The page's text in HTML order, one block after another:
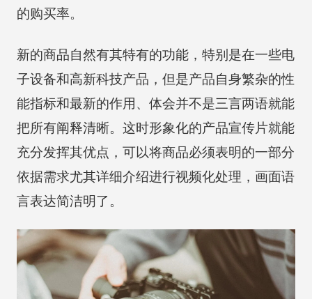
的购买率。
新的商品自然有其特有的功能，特别是在一些电
子设备和高新科技产品，但是产品自身繁杂的性
能指标和最新的作用、体会并不是三言两语就能
把所有阐释清晰。这时形象化的产品宣传片就能
充分发挥其优点，可以将商品必须表明的一部分
依据需求尤其详细介绍进行视频化处理，画面语
言表达简洁明了。